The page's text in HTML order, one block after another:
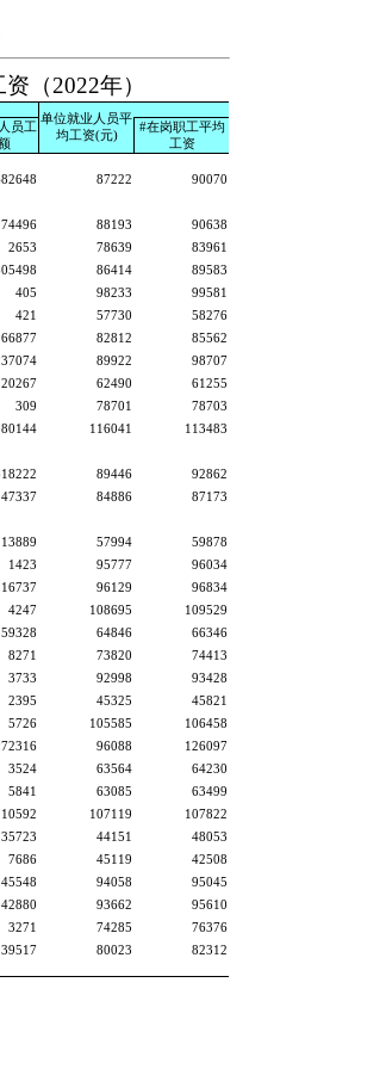
（2022年）
单位就业人员平
均工资(元)
员工
#在岗职工平均
工资
87222
90070
88193
90638
2653 78639
83961
86414
89583
405 98233
99581
421 57730
58276
82812
85562
89922
98707
20267 62490
61255
309 78701
78703
80144 116041
113483
89446
92862
84886
87173
13889 57994
59878
1423 95777
96034
96129
96834
4247 108695
109529
59328 64846
66346
8271 73820
74413
3733 92998
93428
2395 45325
45821
5726 105585
106458
96088
126097
3524 63564
64230
5841 63085
63499
10592 107119
107822
35723 44151
48053
7686 45119
42508
45548 94058
95045
42880 93662
95610
3271 74285
76376
39517 80023 82312